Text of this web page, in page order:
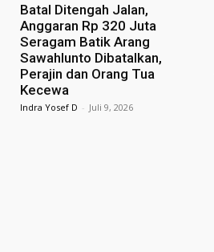
Batal Ditengah Jalan,
Anggaran Rp 320 Juta
Seragam Batik Arang
Sawahlunto Dibatalkan,
Perajin dan Orang Tua
Kecewa
Indra Yosef D - Juli 9, 2026